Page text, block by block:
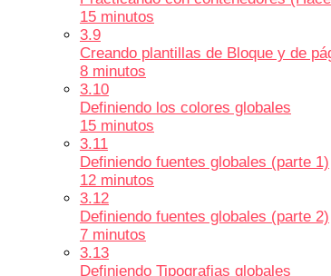
15 minutos
3.9
Creando plantillas de Bloque y de
8 minutos
3.10
Definiendo los colores globales
15 minutos
3.11
Definiendo fuentes globales (parte 1)
12 minutos
3.12
Definiendo fuentes globales (parte 2)
7 minutos
3.13
Definiendo Tipografias globales